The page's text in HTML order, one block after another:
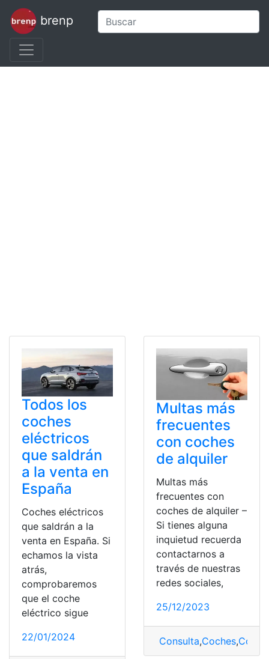
brenp
Todos los
coches
eléctricos
que saldrán
a la venta en
España
Coches eléctricos
que saldrán a la
venta en España. Si
echamos la vista
atrás,
comprobaremos
que el coche
eléctrico sigue
22/01/2024
Multas más
frecuentes
con coches
de alquiler
Multas más
frecuentes con
coches de alquiler –
Si tienes alguna
inquietud recuerda
contactarnos a
través de nuestras
redes sociales,
25/12/2023
Consulta,Coches,